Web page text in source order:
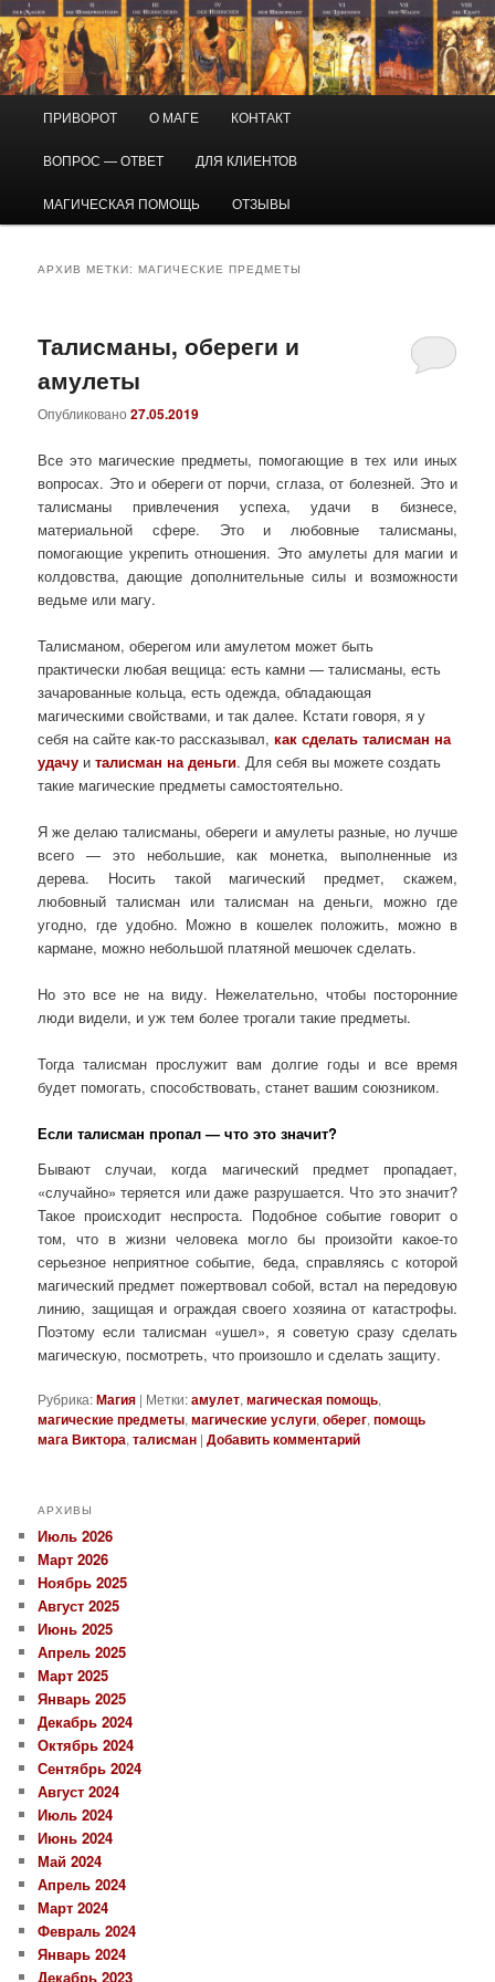
Перейти
к
основному
содержимому
Перейти
к
дополнительному
содержимому
Приворот и магическая помощь
Маг Виктор
ПРИВОРОТ О МАГЕ КОНТАКТ
ВОПРОС — ОТВЕТ ДЛЯ КЛИЕНТОВ
МАГИЧЕСКАЯ ПОМОЩЬ ОТЗЫВЫ
АРХИВ МЕТКИ:МАГИЧЕСКИЕ ПРЕДМЕТЫ
Талисманы, обереги и
амулеты
Опубликовано27.05.2019
Все это магические предметы, помогающие в тех или иных
вопросах. Это и обереги от порчи, сглаза, от болезней. Это и
талисманы привлечения успеха, удачи в бизнесе,
материальной сфере. Это и любовные талисманы,
помогающие укрепить отношения. Это амулеты для магии и
колдовства, дающие дополнительные силы и возможности
ведьме или магу.
Талисманом, оберегом или амулетом может быть
практически любая вещица: есть камни — талисманы, есть
зачарованные кольца, есть одежда, обладающая
магическими свойствами, и так далее. Кстати говоря, я у
себя на сайте как-то рассказывал,как сделать талисман на
удачу италисман на деньги. Для себя вы можете создать
такие магические предметы самостоятельно.
Я же делаю талисманы, обереги и амулеты разные, но лучше
всего — это небольшие, как монетка, выполненные из
дерева. Носить такой магический предмет, скажем,
любовный талисман или талисман на деньги, можно где
угодно, где удобно. Можно в кошелек положить, можно в
кармане, можно небольшой платяной мешочек сделать.
Но это все не на виду. Нежелательно, чтобы посторонние
люди видели, и уж тем более трогали такие предметы.
Тогда талисман прослужит вам долгие годы и все время
будет помогать, способствовать, станет вашим союзником.
Если талисман пропал — что это значит?
Бывают случаи, когда магический предмет пропадает,
«случайно» теряется или даже разрушается. Что это значит?
Такое происходит неспроста. Подобное событие говорит о
том, что в жизни человека могло бы произойти какое-то
серьезное неприятное событие, беда, справляясь с которой
магический предмет пожертвовал собой, встал на передовую
линию, защищая и ограждая своего хозяина от катастрофы.
Поэтому если талисман «ушел», я советую сразу сделать
магическую, посмотреть, что произошло и сделать защиту.
Рубрика:Магия | Метки:амулет,магическая помощь,
магические предметы,магические услуги,оберег,помощь
мага Виктора,талисман |Добавить комментарий
АРХИВЫ
Июль 2026
Март 2026
Ноябрь 2025
Август 2025
Июнь 2025
Апрель 2025
Март 2025
Январь 2025
Декабрь 2024
Октябрь 2024
Сентябрь 2024
Август 2024
Июль 2024
Июнь 2024
Май 2024
Апрель 2024
Март 2024
Февраль 2024
Январь 2024
Декабрь 2023